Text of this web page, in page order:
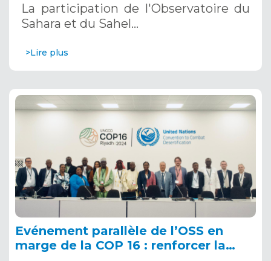
Saoudite
La participation de l'Observatoire du
Sahara et du Sahel…
>Lire plus
Evénement parallèle de l’OSS en
marge de la COP 16 : renforcer la